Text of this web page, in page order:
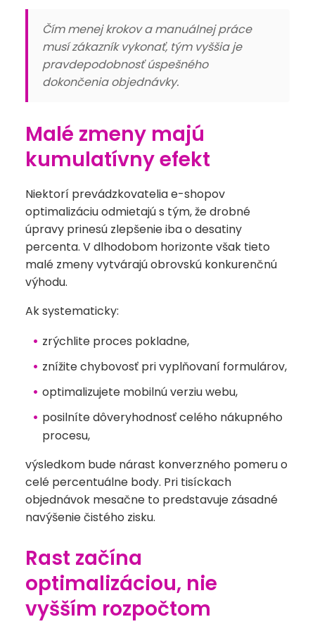
Čím menej krokov a manuálnej práce
musí zákazník vykonať, tým vyššia je
pravdepodobnosť úspešného
dokončenia objednávky.
Malé zmeny majú
kumulatívny efekt
Niektorí prevádzkovatelia e-shopov
optimalizáciu odmietajú s tým, že drobné
úpravy prinesú zlepšenie iba o desatiny
percenta. V dlhodobom horizonte však tieto
malé zmeny vytvárajú obrovskú konkurenčnú
výhodu.
Ak systematicky:
zrýchlite proces pokladne,
znížite chybovosť pri vyplňovaní formulárov,
optimalizujete mobilnú verziu webu,
posilníte dôveryhodnosť celého nákupného
procesu,
výsledkom bude nárast konverzného pomeru o
celé percentuálne body. Pri tisíckach
objednávok mesačne to predstavuje zásadné
navýšenie čistého zisku.
Rast začína
optimalizáciou, nie
vyšším rozpočtom